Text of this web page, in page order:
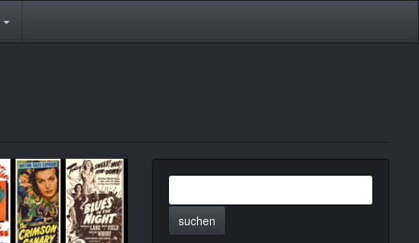
suchen